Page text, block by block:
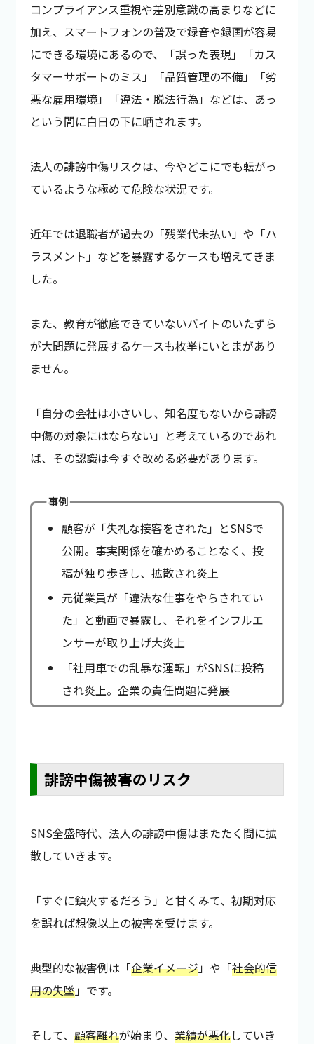
コンプライアンス重視や差別意識の高まりなどに
加え、スマートフォンの普及で録音や録画が容易
にできる環境にあるので、「誤った表現」「カス
タマーサポートのミス」「品質管理の不備」「劣
悪な雇用環境」「違法・脱法行為」などは、あっ
という間に白日の下に晒されます。
法人の誹謗中傷リスクは、今やどこにでも転がっ
ているような極めて危険な状況です。
近年では退職者が過去の「残業代未払い」や「ハ
ラスメント」などを暴露するケースも増えてきま
した。
また、教育が徹底できていないバイトのいたずら
が大問題に発展するケースも枚挙にいとまがあり
ません。
「自分の会社は小さいし、知名度もないから誹謗
中傷の対象にはならない」と考えているのであれ
ば、その認識は今すぐ改める必要があります。
事例
顧客が「失礼な接客をされた」とSNSで
公開。事実関係を確かめることなく、投
稿が独り歩きし、拡散され炎上
元従業員が「違法な仕事をやらされてい
た」と動画で暴露し、それをインフルエ
ンサーが取り上げ大炎上
「社用車での乱暴な運転」がSNSに投稿
され炎上。企業の責任問題に発展
誹謗中傷被害のリスク
SNS全盛時代、法人の誹謗中傷はまたたく間に拡
散していきます。
「すぐに鎮火するだろう」と甘くみて、初期対応
を誤れば想像以上の被害を受けます。
典型的な被害例は「企業イメージ」や「社会的信
用の失墜」です。
そして、顧客離れが始まり、業績が悪化していき